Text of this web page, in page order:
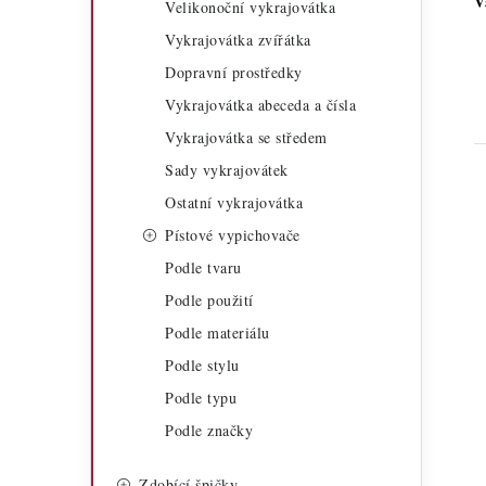
Velikonoční vykrajovátka
Vykrajovátka zvířátka
Dopravní prostředky
Vykrajovátka abeceda a čísla
Vykrajovátka se středem
Sady vykrajovátek
Ostatní vykrajovátka
Pístové vypichovače
Podle tvaru
Podle použití
Podle materiálu
Podle stylu
Podle typu
Podle značky